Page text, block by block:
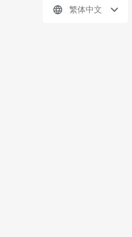
繁体中文